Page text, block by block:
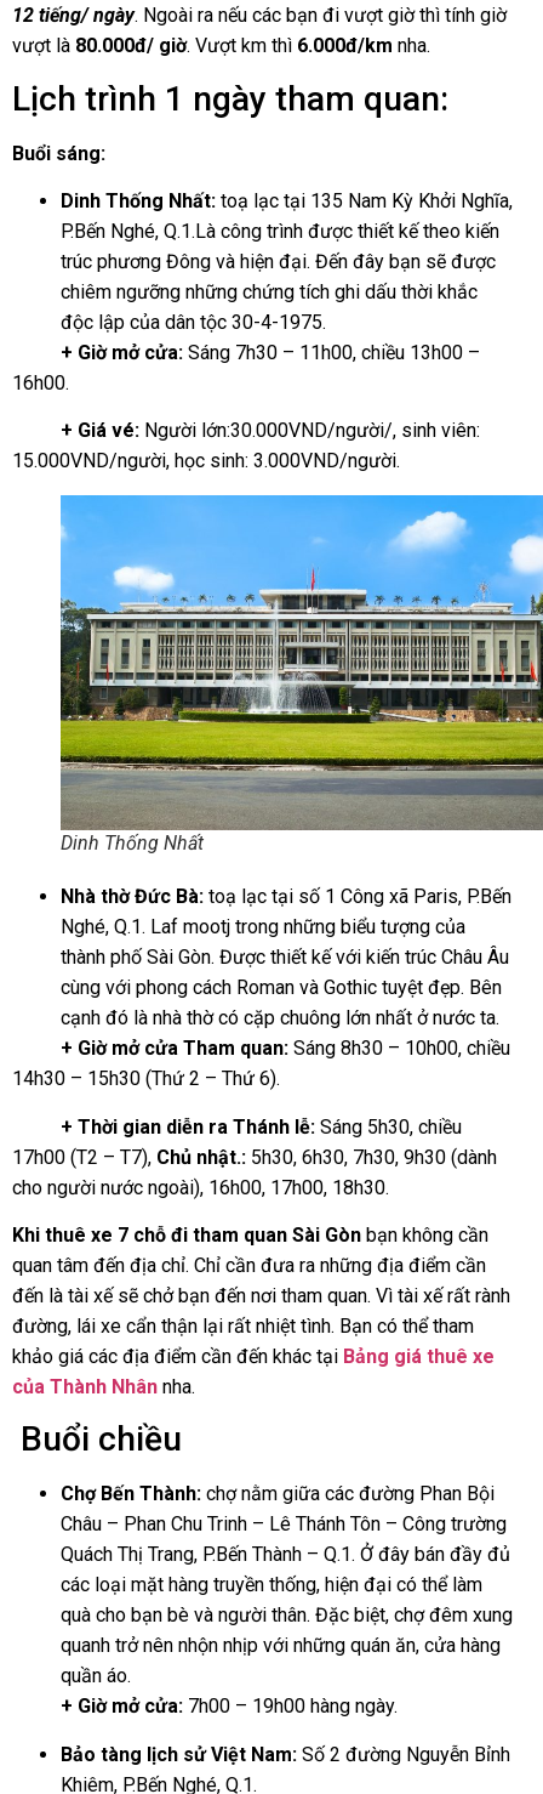
12 tiếng/ ngày. Ngoài ra nếu các bạn đi vượt giờ thì tính giờ
vượt là 80.000đ/ giờ. Vượt km thì 6.000đ/km nha.
Lịch trình 1 ngày tham quan:
Buổi sáng:
Dinh Thống Nhất: toạ lạc tại 135 Nam Kỳ Khởi Nghĩa,
P.Bến Nghé, Q.1.Là công trình được thiết kế theo kiến
trúc phương Đông và hiện đại. Đến đây bạn sẽ được
chiêm ngưỡng những chứng tích ghi dấu thời khắc
độc lập của dân tộc 30-4-1975.
+ Giờ mở cửa: Sáng 7h30 – 11h00, chiều 13h00 –
16h00.
+ Giá vé: Người lớn:30.000VND/người/, sinh viên:
15.000VND/người, học sinh: 3.000VND/người.
Dinh Thống Nhất
Nhà thờ Đức Bà: toạ lạc tại số 1 Công xã Paris, P.Bến
Nghé, Q.1. Laf mootj trong những biểu tượng của
thành phố Sài Gòn. Được thiết kế với kiến trúc Châu Âu
cùng với phong cách Roman và Gothic tuyệt đẹp. Bên
cạnh đó là nhà thờ có cặp chuông lớn nhất ở nước ta.
+ Giờ mở cửa Tham quan: Sáng 8h30 – 10h00, chiều
14h30 – 15h30 (Thứ 2 – Thứ 6).
+ Thời gian diễn ra Thánh lễ: Sáng 5h30, chiều
17h00 (T2 – T7), Chủ nhật.: 5h30, 6h30, 7h30, 9h30 (dành
cho người nước ngoài), 16h00, 17h00, 18h30.
Khi thuê xe 7 chỗ đi tham quan Sài Gòn bạn không cần
quan tâm đến địa chỉ. Chỉ cần đưa ra những địa điểm cần
đến là tài xế sẽ chở bạn đến nơi tham quan. Vì tài xế rất rành
đường, lái xe cẩn thận lại rất nhiệt tình. Bạn có thể tham
khảo giá các địa điểm cần đến khác tại Bảng giá thuê xe
của Thành Nhân nha.
Buổi chiều
Chợ Bến Thành: chợ nằm giữa các đường Phan Bội
Châu – Phan Chu Trinh – Lê Thánh Tôn – Công trường
Quách Thị Trang, P.Bến Thành – Q.1. Ở đây bán đầy đủ
các loại mặt hàng truyền thống, hiện đại có thể làm
quà cho bạn bè và người thân. Đặc biệt, chợ đêm xung
quanh trở nên nhộn nhịp với những quán ăn, cửa hàng
quần áo.
+ Giờ mở cửa: 7h00 – 19h00 hàng ngày.
Bảo tàng lịch sử Việt Nam: Số 2 đường Nguyễn Bỉnh
Khiêm, P.Bến Nghé, Q.1.